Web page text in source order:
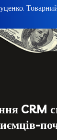
Товарний
CRM